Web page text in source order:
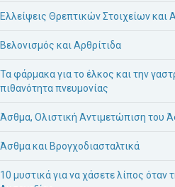
Ελλείψεις Θρεπτικών Στοιχείων και
Βελονισμός και Αρθρίτιδα
Τα φάρμακα για το έλκος και την
πιθανότητα πνευμονίας
Άσθμα, Ολιστική Αντιμετώπιση του
Άσθμα και Βρογχοδιασταλτικά
10 μυστικά για να χάσετε λίπος όταν